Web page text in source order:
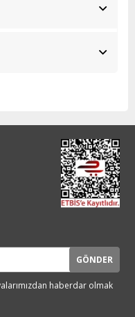
GÖNDER
haberdar olmak